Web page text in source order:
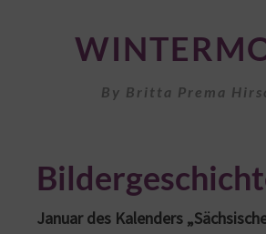
By Britta Prema
Januar des Kalenders